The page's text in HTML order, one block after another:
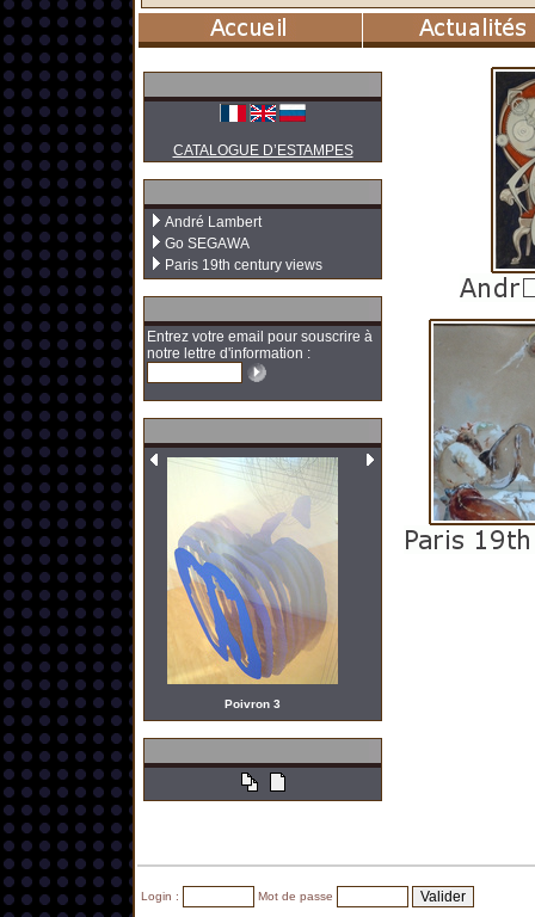
CATALOGUE D’ESTAMPES
André Lambert
Go SEGAWA
Paris 19th century views
Entrez votre email pour souscrire à
notre lettre d'information :
Poivron 3
Login : Mot de passe